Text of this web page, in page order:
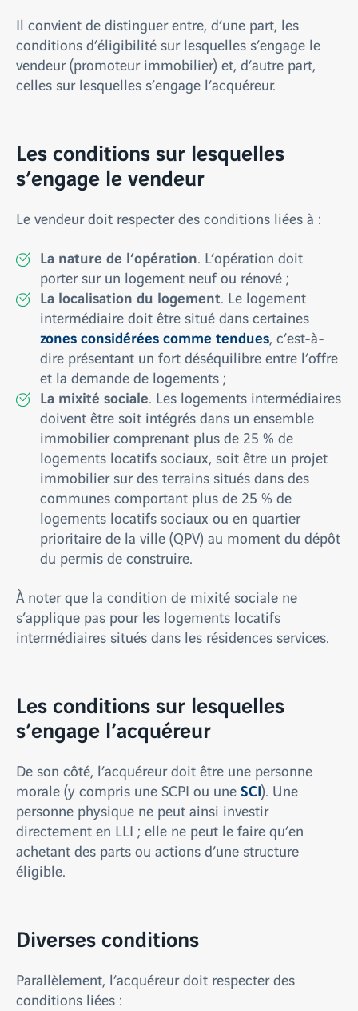
Il convient de distinguer entre, d’une part, les
conditions d’éligibilité sur lesquelles s’engage le
vendeur (promoteur immobilier) et, d’autre part,
celles sur lesquelles s’engage l’acquéreur.
Les conditions sur lesquelles
s’engage le vendeur
Le vendeur doit respecter des conditions liées à :
La nature de l’opération. L’opération doit
porter sur un logement neuf ou rénové ;
La localisation du logement. Le logement
intermédiaire doit être situé dans certaines
zones considérées comme tendues, c’est-à-
dire présentant un fort déséquilibre entre l’offre
et la demande de logements ;
La mixité sociale. Les logements intermédiaires
doivent être soit intégrés dans un ensemble
immobilier comprenant plus de 25 % de
logements locatifs sociaux, soit être un projet
immobilier sur des terrains situés dans des
communes comportant plus de 25 % de
logements locatifs sociaux ou en quartier
prioritaire de la ville (QPV) au moment du dépôt
du permis de construire.
À noter que la condition de mixité sociale ne
s’applique pas pour les logements locatifs
intermédiaires situés dans les résidences services.
Les conditions sur lesquelles
s’engage l’acquéreur
De son côté, l’acquéreur doit être une personne
morale (y compris une SCPI ou uneSCI). Une
personne physique ne peut ainsi investir
directement en LLI ; elle ne peut le faire qu’en
achetant des parts ou actions d’une structure
éligible.
Diverses conditions
Parallèlement, l’acquéreur doit respecter des
conditions liées :